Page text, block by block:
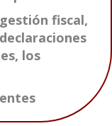
fiscal,
los